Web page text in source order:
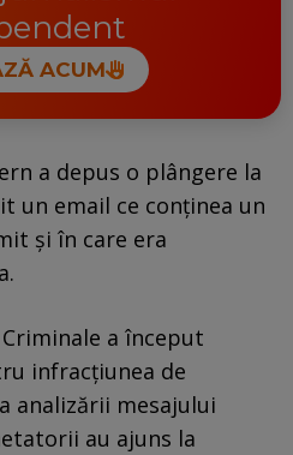
ACUM
a depus o plângere la
un email ce conținea un
și în care era
a început
infracțiunea de
analizării mesajului
au ajuns la